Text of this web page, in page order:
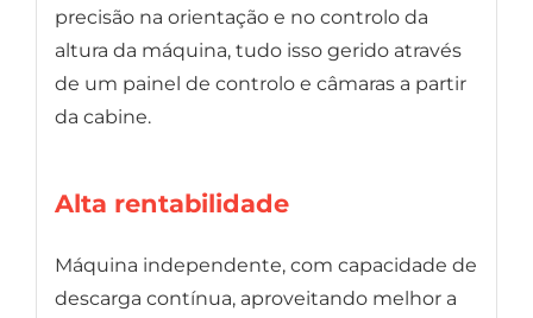
precisão na orientação e no controlo da
altura da máquina, tudo isso gerido através
de um painel de controlo e câmaras a partir
da cabine.
Alta rentabilidade
Máquina independente, com capacidade de
descarga contínua, aproveitando melhor a